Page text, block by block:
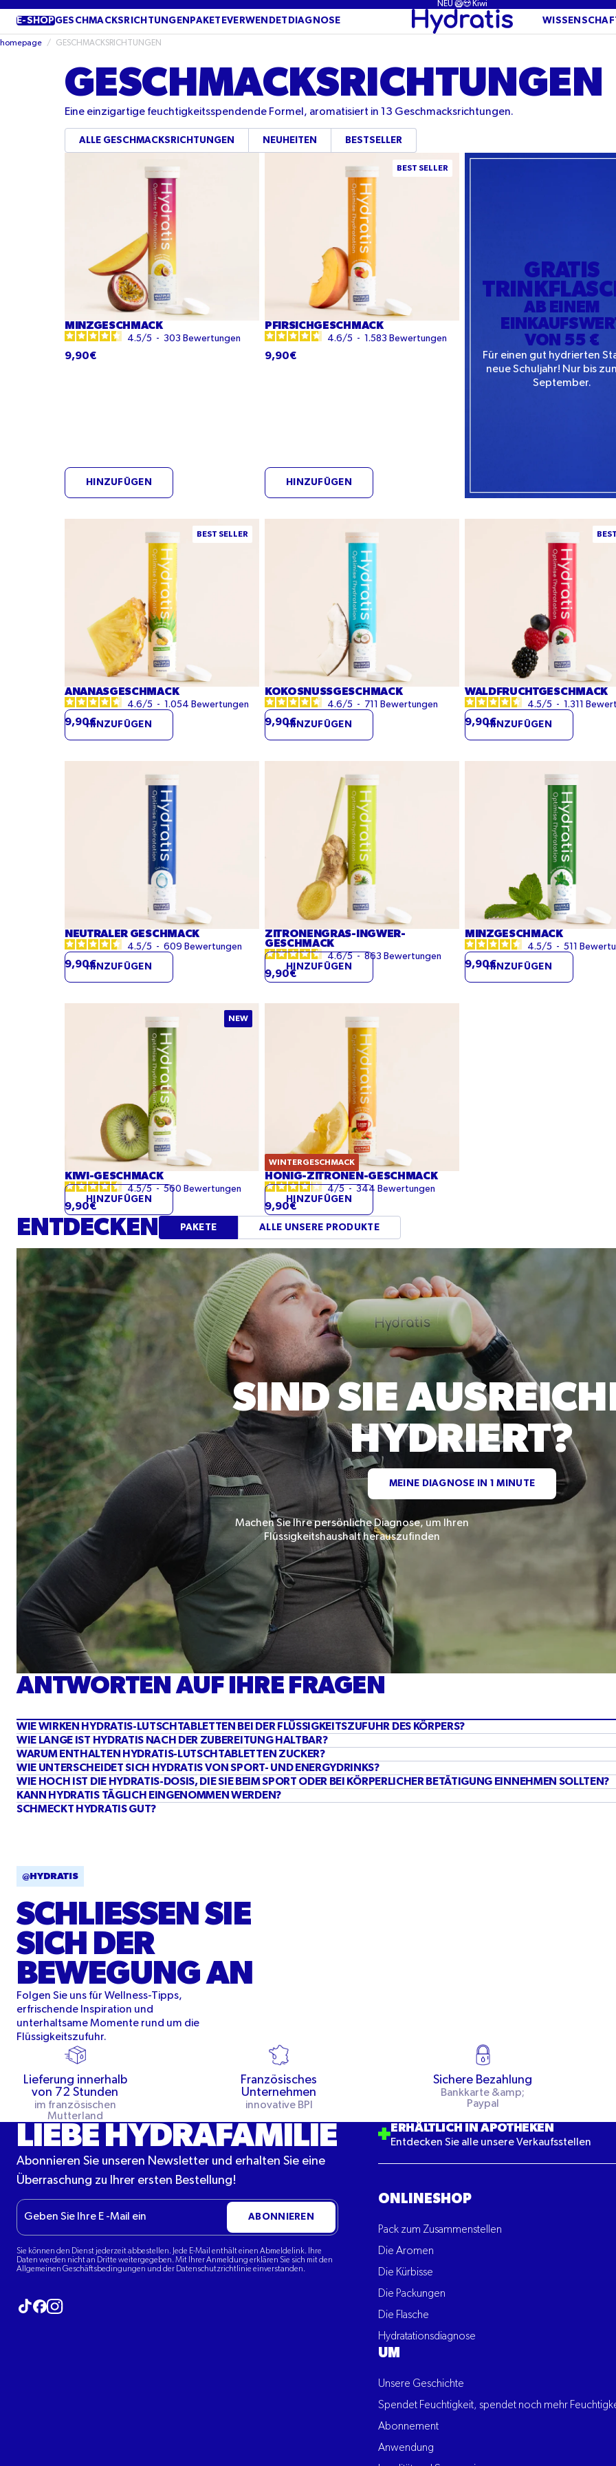
SIE ZU
INHALTEN
NEU 🥝😍 Kiwi
E-SHOPGESCHMACKSRICHTUNGEN PAKETEVERWENDET DIAGNOSE
homepage / GESCHMACKSRICHTUNGEN
GESCHMACKSRICHTUNGEN
Eine einzigartige feuchtigkeitsspendende Formel, aromatisiert in 13 Geschmacksrichtungen.
ALLE GESCHMACKSRICHTUNGEN NEUHEITEN BESTSELLER
MINZGESCHMACK
4.5/5 - 303 Bewertungen
9,90€
HINZUFÜGEN
BEST SELLER
PFIRSICHGESCHMACK
4.6/5 - 1.583 Bewertungen
9,90€
HINZUFÜGEN
GRATIS
AB EINEM
VON 55 €
Für einen gut hydrierten
neue Schuljahr! Nur bis
September.
BEST SELLER
ANANASGESCHMACK
4.6/5 - 1.054 Bewertungen
9,90€HINZUFÜGEN
KOKOSNUSSGESCHMACK
4.6/5 - 711 Bewertungen
9,90€HINZUFÜGEN
WALDFRUCHTGESCHMACK
4.5/5 - 1.311
9,90€HINZUFÜGEN
NEUTRALER GESCHMACK
4.5/5 - 609 Bewertungen
9,90€HINZUFÜGEN
ZITRONENGRAS-INGWER-
GESCHMACK
4.6/5 - 863 Bewertungen
9,90€
HINZUFÜGEN
MINZGESCHMACK
4.5/5 - 511
9,90€HINZUFÜGEN
NEW
KIWI-GESCHMACK
4.5/5 - 560 Bewertungen
9,90€
HINZUFÜGEN
WINTERGESCHMACK
HONIG-ZITRONEN-GESCHMACK
4/5 - 344 Bewertungen
9,90€
HINZUFÜGEN
ENTDECKEN PAKETE ALLE UNSERE PRODUKTE
SIND SIE
HYDRIERT?
MEINE DIAGNOSE IN 1 MINUTE
Machen Sie Ihre persönliche Diagnose, um Ihren
Flüssigkeitshaushalt herauszufinden
ANTWORTEN AUF IHRE FRAGEN
WIE WIRKEN HYDRATIS-LUTSCHTABLETTEN BEI DER FLÜSSIGKEITSZUFUHR DES KÖRPERS?
WIE LANGE IST HYDRATIS NACH DER ZUBEREITUNG HALTBAR?
WARUM ENTHALTEN HYDRATIS-LUTSCHTABLETTEN ZUCKER?
WIE UNTERSCHEIDET SICH HYDRATIS VON SPORT- UND ENERGYDRINKS?
WIE HOCH IST DIE HYDRATIS-DOSIS, DIE SIE BEIM SPORT ODER BEI KÖRPERLICHER BETÄTIGUNG EINNEHMEN SOLLTEN?
KANN HYDRATIS TÄGLICH EINGENOMMEN WERDEN?
SCHMECKT HYDRATIS GUT?
@HYDRATIS
SCHLIESSEN SIE S
ICH DER B
EWEGUNG AN
Folgen Sie uns für Wellness-Tipps,
erfrischende Inspiration und
unterhaltsame Momente rund um die
Flüssigkeitszufuhr.
Lieferung innerhalb
von 72 Stunden
im französischen
Mutterland
Französisches
Unternehmen
innovative BPI
Sichere Bezahlung
Bankkarte &amp;
Paypal
LIEBE HYDRAFAMILIE
Abonnieren Sie unseren Newsletter und erhalten Sie eine
Überraschung zu Ihrer ersten Bestellung!
E-
ABONNIEREN
Sie können den Dienst jederzeit abbestellen. Jede E-Mail enthält einen Abmeldelink. Ihre
Daten werden nicht an Dritte weitergegeben. Mit Ihrer Anmeldung erklären Sie sich mit den
Allgemeinen Geschäftsbedingungen und der Datenschutzrichtlinie einverstanden.
Besuchen Sie unseren Tiktok
Besuchen Sie unser Facebook
ERHÄLTLICH IN APOTHEKEN
Entdecken Sie alle unsere Verkaufsstellen
ONLINESHOP
Pack zum Zusammenstellen
Die Aromen
Die Kürbisse
Die Packungen
Die Flasche
Hydratationsdiagnose
UM
Unsere Geschichte
Spendet Feuchtigkeit, spendet noch mehr
Abonnement
Anwendung